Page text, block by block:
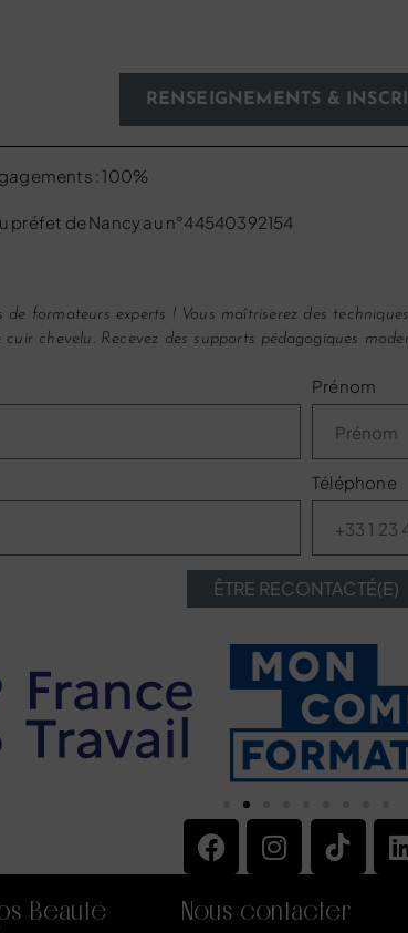
RENSEIGNEMENTS &
: 100%
de Nancy au n°44540392154
formateurs experts ! Vous maîtriserez des
chevelu. Recevez des supports pédagogiques
Prénom
Téléphone
ÊTRE RECONTACTÉ(E)
Beauté Nous contacter